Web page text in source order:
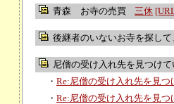
青森 お寺の売買 三休
後継者のいないお寺を探して
尼僧の受け入れ先を見つけ
・ Re:尼僧の受け入れ先を見つ
・ Re:尼僧の受け入れ先を見つ